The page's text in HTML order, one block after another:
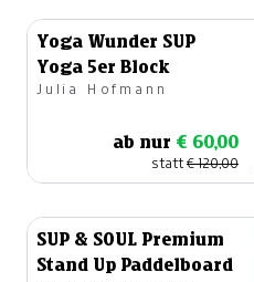
Yoga Wunder SUP
Yoga 5er Block
Julia Hofmann
ab nur € 60,00
statt€ 120,00
SUP & SOUL Premium
Stand Up Paddelboard